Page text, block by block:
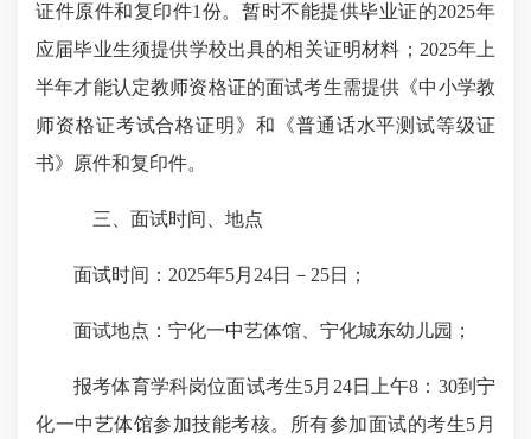
证件原件和复印件1份。暂时不能提供毕业证的2025年
应届毕业生须提供学校出具的相关证明材料；2025年上
半年才能认定教师资格证的面试考生需提供《中小学教
师资格证考试合格证明》和《普通话水平测试等级证
书》原件和复印件。
三、面试时间、地点
面试时间：2025年5月24日－25日；
面试地点：宁化一中艺体馆、宁化城东幼儿园；
报考体育学科岗位面试考生5月24日上午8：30到宁
化一中艺体馆参加技能考核。所有参加面试的考生5月